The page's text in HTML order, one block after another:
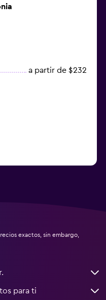
a partir de $232
exactos, sin embargo,
para ti